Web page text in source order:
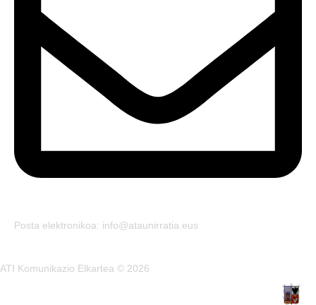
Posta elektronikoa: info@ataunirratia.eus
ATI Komunikazio Elkartea © 2026